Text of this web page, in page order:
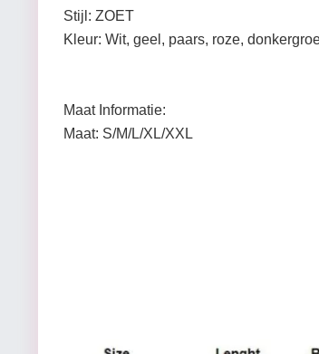
Stijl: ZOET
Kleur: Wit, geel, paars, roze,
Maat Informatie:
Maat: S/M/L/XL/XXL